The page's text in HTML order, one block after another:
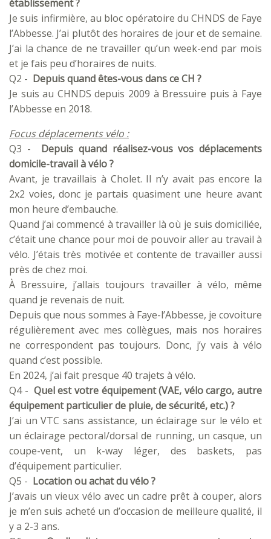
établissement ?
Je suis infirmière, au bloc opératoire du CHNDS de Faye
l’Abbesse. J’ai plutôt des horaires de jour et de semaine.
J’ai la chance de ne travailler qu’un week-end par mois
et je fais peu d’horaires de nuits.
Q2 - Depuis quand êtes-vous dans ce CH ?
Je suis au CHNDS depuis 2009 à Bressuire puis à Faye
l’Abbesse en 2018.
Focus déplacements vélo :
Q3 - Depuis quand réalisez-vous vos déplacements
domicile-travail à vélo ?
Avant, je travaillais à Cholet. Il n’y avait pas encore la
2x2 voies, donc je partais quasiment une heure avant
mon heure d’embauche.
Quand j’ai commencé à travailler là où je suis domiciliée,
c’était une chance pour moi de pouvoir aller au travail à
vélo. J’étais très motivée et contente de travailler aussi
près de chez moi.
À Bressuire, j’allais toujours travailler à vélo, même
quand je revenais de nuit.
Depuis que nous sommes à Faye-l’Abbesse, je covoiture
régulièrement avec mes collègues, mais nos horaires
ne correspondent pas toujours. Donc, j’y vais à vélo
quand c’est possible.
En 2024, j’ai fait presque 40 trajets à vélo.
Q4 - Quel est votre équipement (VAE, vélo cargo, autre
équipement particulier de pluie, de sécurité, etc.) ?
J’ai un VTC sans assistance, un éclairage sur le vélo et
un éclairage pectoral/dorsal de running, un casque, un
coupe-vent, un k-way léger, des baskets, pas
d’équipement particulier.
Q5 - Location ou achat du vélo ?
J’avais un vieux vélo avec un cadre prêt à couper, alors
je m’en suis acheté un d’occasion de meilleure qualité, il
y a 2-3 ans.